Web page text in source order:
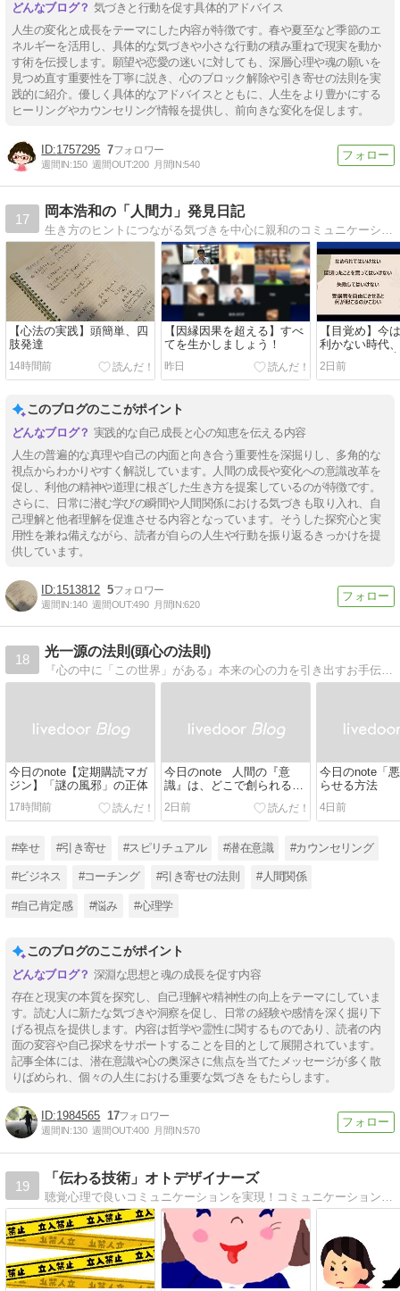
気づきと行動を促す具体的アドバイス
人生の変化と成長をテーマにした内容が特徴です。春や夏至など季節のエ
ネルギーを活用し、具体的な気づきや小さな行動の積み重ねで現実を動か
す術を伝授します。願望や恋愛の迷いに対しても、深層心理や魂の願いを
見つめ直す重要性を丁寧に説き、心のブロック解除や引き寄せの法則を実
践的に紹介。優しく具体的なアドバイスとともに、人生をより豊かにする
ヒーリングやカウンセリング情報を提供し、前向きな変化を促します。
1757295 7
週間IN:150 週間OUT:200 月間IN:540
17
岡本浩和の「人間力」発見日記
【心法の実践】頭簡単、四
肢発達
14時間前
【因縁因果を超える】すべ
てを生かしましょう！
昨日
【目覚め】今
利かない時代
りのままを、
きる心が大切
2日前
このブログのここがポイント
実践的な自己成長と心の知恵を伝える内容
人生の普遍的な真理や自己の内面と向き合う重要性を深掘りし、多角的な
視点からわかりやすく解説しています。人間の成長や変化への意識改革を
促し、利他の精神や道理に根ざした生き方を提案しているのが特徴です。
さらに、日常に潜む学びの瞬間や人間関係における気づきも取り入れ、自
己理解と他者理解を促進させる内容となっています。そうした探究心と実
用性を兼ね備えながら、読者が自らの人生や行動を振り返るきっかけを提
供しています。
1513812 5
週間IN:140 週間OUT:490 月間IN:620
18
光一源の法則(頭心の法則)
『心の中に「この世界」がある』本来の心の力を引き出すお手伝いをさせていただいてます。 5000人以上のセッションの現場でできた『実践論』です。
今日のnote【定期購読マガ
ジン】「謎の風邪」の正体
17時間前
今日のnote 人間の『意
識』は、どこで創られるん
ですか…？！
2日前
今日のnote「
らせる方法
4日前
#幸せ #引き寄せ #スピリチュアル #潜在意識 #カウンセリング
#ビジネス #コーチング #引き寄せの法則 #人間関係
#自己肯定感 #悩み #心理学
このブログのここがポイント
深淵な思想と魂の成長を促す内容
存在と現実の本質を探究し、自己理解や精神性の向上をテーマにしていま
す。読む人に新たな気づきや洞察を促し、日常の経験や感情を深く掘り下
げる視点を提供します。内容は哲学や霊性に関するものであり、読者の内
面の変容や自己探求をサポートすることを目的として展開されています。
記事全体には、潜在意識や心の奥深さに焦点を当てたメッセージが多く散
りばめられ、個々の人生における重要な気づきをもたらします。
1984565 17
週間IN:130 週間OUT:400 月間IN:570
19
「伝わる技術」オトデザイナーズ